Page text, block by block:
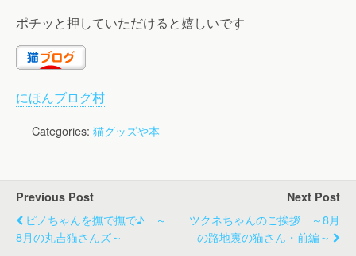
ポチッと押していただけると嬉しいです
にほんブログ村
Categories: 猫グッズや本
Previous Post
ピノちゃんを撫で撫で♪ ～
8月の丸吉猫さんズ～
Next Post
ツクネちゃんのご挨拶 ～8月
の路地裏の猫さん・前編～